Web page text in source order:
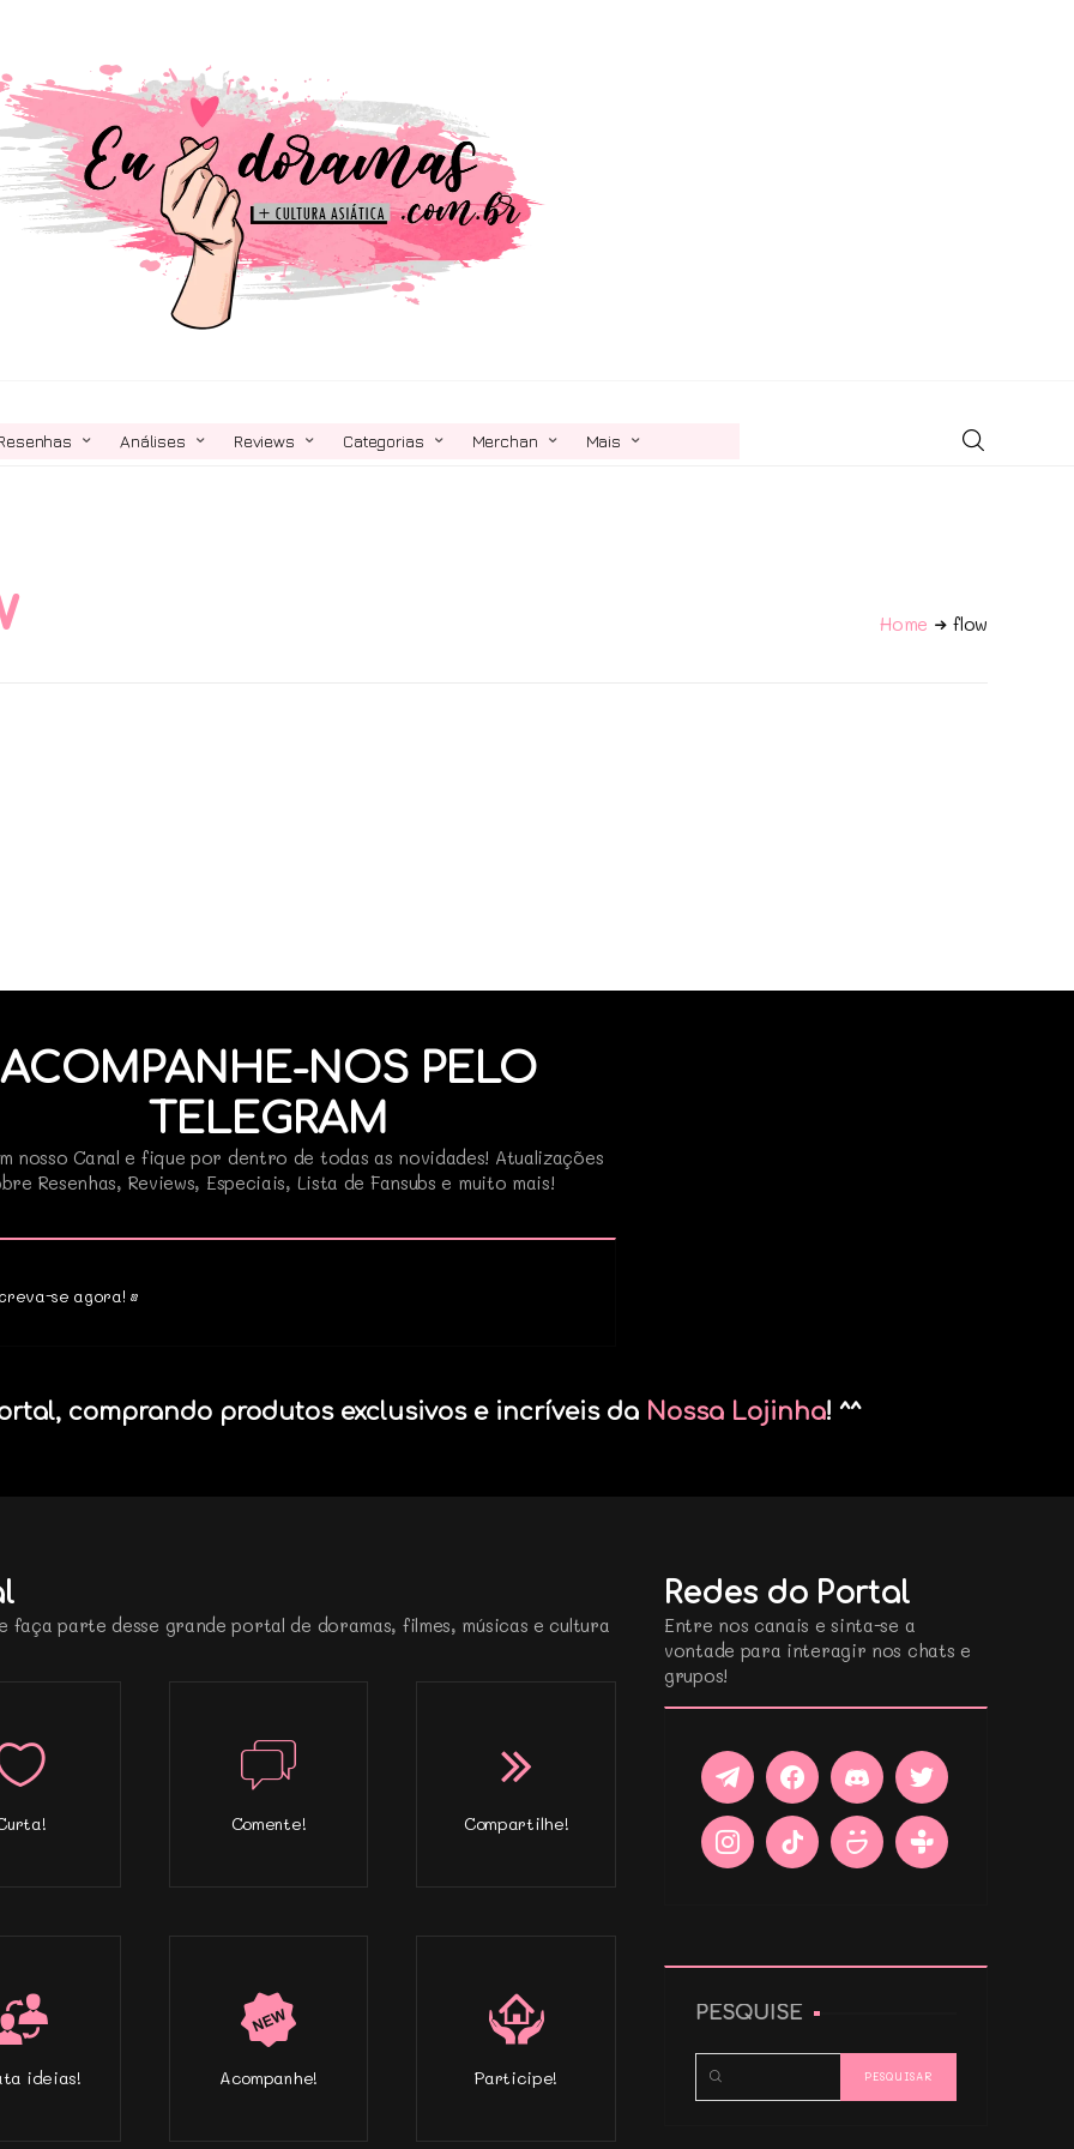
Análises Reviews Categorias Merchan Mais
Home flow
ACOMPANHE-NOS PELO
TELEGRAM
nosso Canal e fique por dentro de todas as novidades! Atualizações
Resenhas, Reviews, Especiais, Lista de Fansubs e muito mais!
se agora! •
comprando produtos exclusivos e incríveis da Nossa Lojinha! ^^
faça parte desse grande portal de doramas, filmes, músicas e cultura
Comente! Compartilhe!
ideias! Acompanhe! Participe!
Redes do Portal
Entre nos canais e sinta-se a
vontade para interagir nos chats e
grupos!
PESQUISE